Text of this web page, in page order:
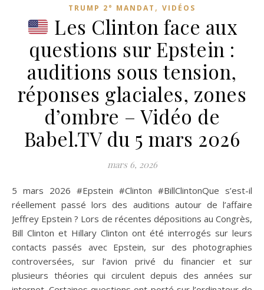
TRUMP 2° MANDAT , VIDÉOS
Les Clinton face aux
questions sur Epstein :
auditions sous tension,
réponses glaciales, zones
d’ombre – Vidéo de
Babel.TV du 5 mars 2026
mars 6, 2026
5 mars 2026 #Epstein #Clinton #BillClintonQue s’est-il
réellement passé lors des auditions autour de l’affaire
Jeffrey Epstein ? Lors de récentes dépositions au Congrès,
Bill Clinton et Hillary Clinton ont été interrogés sur leurs
contacts passés avec Epstein, sur des photographies
controversées, sur l’avion privé du financier et sur
plusieurs théories qui circulent depuis des années sur